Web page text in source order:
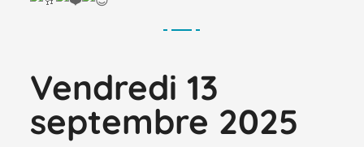
Vendredi 13
septembre 2025